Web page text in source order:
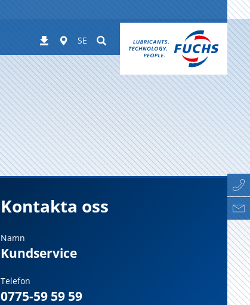
Nedladdningar
Worldwide
SE Suchen
Kontakta oss
Namn
Kundservice
Telefon
0775-59 59 59